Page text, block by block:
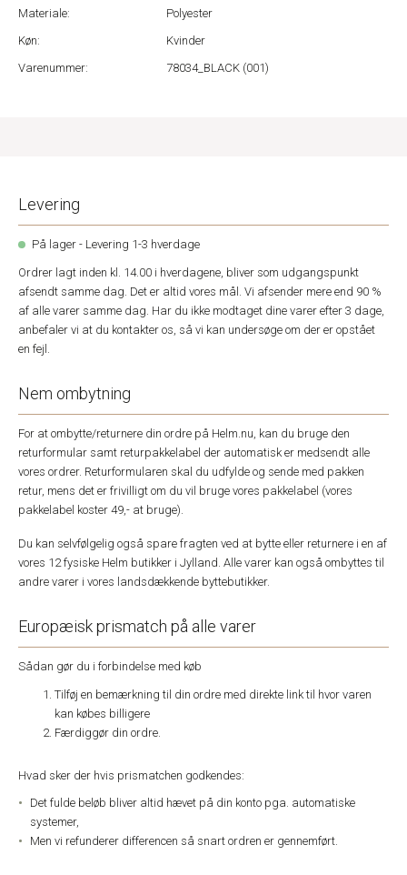
Materiale:
Polyester
Køn:
Kvinder
Varenummer:
78034_BLACK (001)
Levering
På lager - Levering 1-3 hverdage
Ordrer lagt inden kl. 14.00 i hverdagene, bliver som udgangspunkt
afsendt samme dag. Det er altid vores mål. Vi afsender mere end 90 %
af alle varer samme dag. Har du ikke modtaget dine varer efter 3 dage,
anbefaler vi at du kontakter os, så vi kan undersøge om der er opstået
en fejl.
Nem ombytning
For at ombytte/returnere din ordre på Helm.nu, kan du bruge den
returformular samt returpakkelabel der automatisk er medsendt alle
vores ordrer. Returformularen skal du udfylde og sende med pakken
retur, mens det er frivilligt om du vil bruge vores pakkelabel (vores
pakkelabel koster 49,- at bruge).
Du kan selvfølgelig også spare fragten ved at bytte eller returnere i en af
vores 12 fysiske Helm butikker i Jylland. Alle varer kan også ombyttes til
andre varer i vores landsdækkende byttebutikker.
Europæisk prismatch på alle varer
Sådan gør du i forbindelse med køb
Tilføj en bemærkning til din ordre med direkte link til hvor varen
kan købes billigere
Færdiggør din ordre.
Hvad sker der hvis prismatchen godkendes:
Det fulde beløb bliver altid hævet på din konto pga. automatiske
systemer,
Men vi refunderer differencen så snart ordren er gennemført.